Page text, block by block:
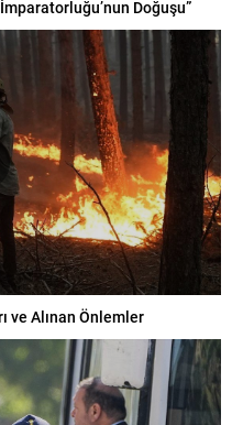
Doğuşu”
ve Alınan Önlemler